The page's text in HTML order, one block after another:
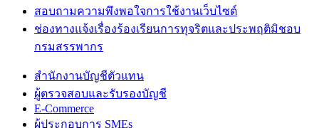
สอบถามความพึงพอใจการใช้งานเว็บไซต์
ช่องทางแจ้งเรื่องร้องเรียนการทุจริตและประพฤติมิชอบ
กรมสรรพากร
สำนักงานบัญชีตัวแทน
ผู้ตรวจสอบและรับรองบัญชี
E-Commerce
ผู้ประกอบการ SMEs